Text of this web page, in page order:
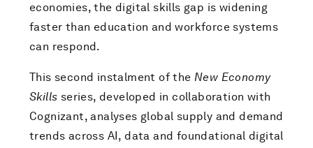
economies, the digital skills gap is widening
faster than education and workforce systems
can respond.
This second instalment of the New Economy
Skills series, developed in collaboration with
Cognizant, analyses global supply and demand
trends across AI, data and foundational digital